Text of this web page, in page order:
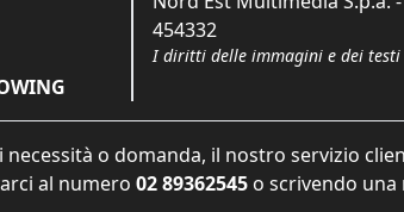
454332
I diritti delle immagini e dei testi
necessità o domanda, il nostro servizio
al numero 02 89362545 o scrivendo una